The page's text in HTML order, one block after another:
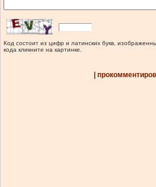
Код состоит из цифр и латинских букв,
кода кликните на картинке.
|